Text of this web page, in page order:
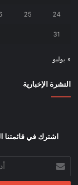
24
25
31
« يوليو
النشرة الإخبارية
اشترك في قائمتنا
بريدك
الإلكتروني